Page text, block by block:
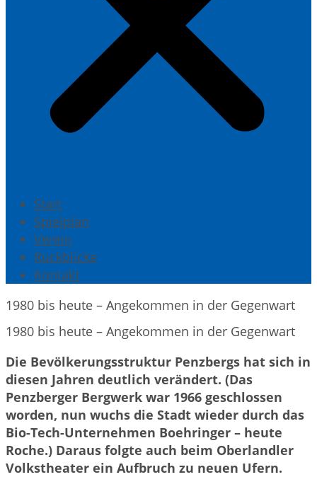
Start
Spielplan
Verein
Rückblicke
Kontakt
1980 bis heute – Angekommen in der Gegenwart
1980 bis heute – Angekommen in der Gegenwart
Die Bevölkerungsstruktur Penzbergs hat sich in
diesen Jahren deutlich verändert. (Das
Penzberger Bergwerk war 1966 geschlossen
worden, nun wuchs die Stadt wieder durch das
Bio-Tech-Unternehmen Boehringer – heute
Roche.) Daraus folgte auch beim Oberlandler
Volkstheater ein Aufbruch zu neuen Ufern.